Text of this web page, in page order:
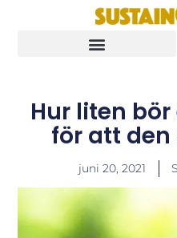
Hur liten
för att den
juni 20, 2021